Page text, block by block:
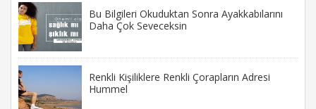
Bu Bilgileri Okuduktan Sonra Ayakkabılarını
Daha Çok Seveceksin
Renkli Kişiliklere Renkli Çorapların Adresi
Hummel